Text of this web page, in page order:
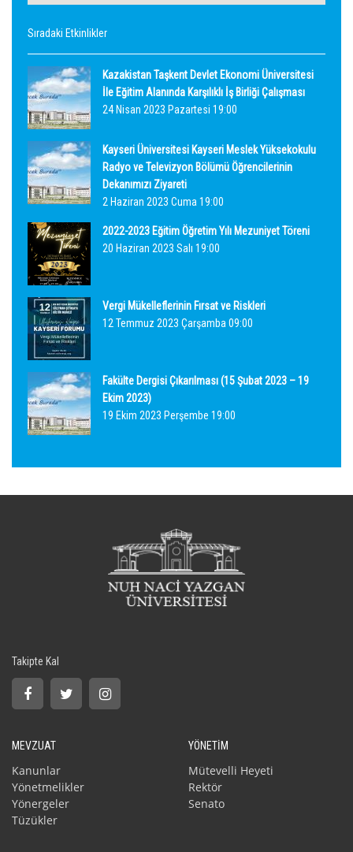
Sıradaki Etkinlikler
Kazakistan Taşkent Devlet Ekonomi Üniversitesi
İle Eğitim Alanında Karşılıklı İş Birliği Çalışması
24 Nisan 2023 Pazartesi 19:00
Kayseri Üniversitesi Kayseri Meslek Yüksekokulu
Radyo ve Televizyon Bölümü Öğrencilerinin
Dekanımızı Ziyareti
2 Haziran 2023 Cuma 19:00
2022-2023 Eğitim Öğretim Yılı Mezuniyet Töreni
20 Haziran 2023 Salı 19:00
Vergi Mükelleflerinin Fırsat ve Riskleri
12 Temmuz 2023 Çarşamba 09:00
Fakülte Dergisi Çıkarılması (15 Şubat 2023 – 19
Ekim 2023)
19 Ekim 2023 Perşembe 19:00
Takipte Kal
MEVZUAT
Kanunlar
Yönetmelikler
Yönergeler
Tüzükler
YÖNETİM
Mütevelli Heyeti
Rektör
Senato